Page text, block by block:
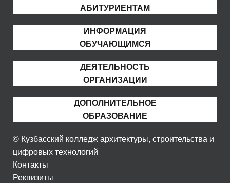
АБИТУРИЕНТАМ
ИНФОРМАЦИЯ
ОБУЧАЮЩИМСЯ
ДЕЯТЕЛЬНОСТЬ
ОРГАНИЗАЦИИ
ДОПОЛНИТЕЛЬНОЕ
ОБРАЗОВАНИЕ
© Кузбасский колледж архитектуры, строительства и
цифровых технологий
Контакты
Реквизиты